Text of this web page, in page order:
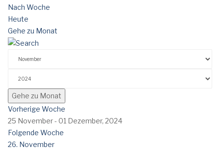
Nach Woche
Heute
Gehe zu Monat
Gehe zu Monat
Vorherige Woche
25 November - 01 Dezember, 2024
Folgende Woche
26. November